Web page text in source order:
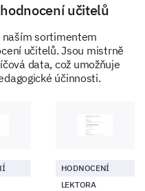
management
1 2
učitelů
sortimentem
učitelů. Jsou mistrně
data, což umožňuje
účinnosti.
HODNOCENÍ
LEKTORA